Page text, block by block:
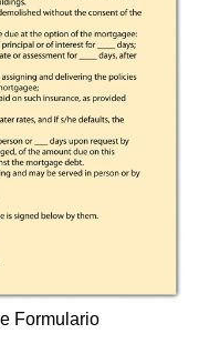
Formulario